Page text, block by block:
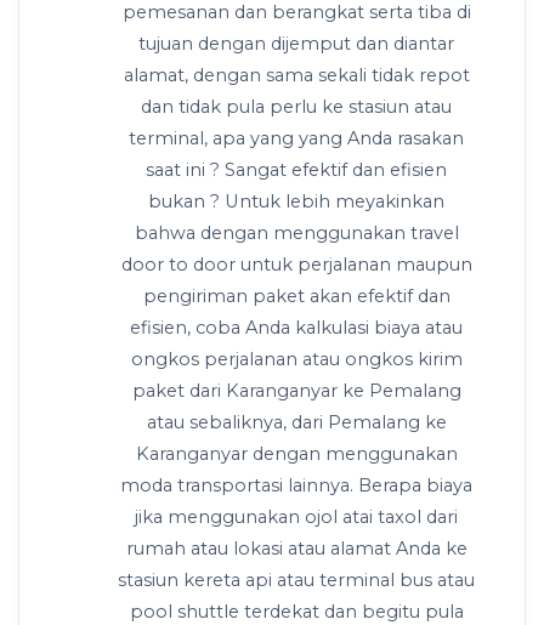
pemesanan dan berangkat serta tiba di
tujuan dengan dijemput dan diantar
alamat, dengan sama sekali tidak repot
dan tidak pula perlu ke stasiun atau
terminal, apa yang yang Anda rasakan
saat ini ? Sangat efektif dan efisien
bukan ? Untuk lebih meyakinkan
bahwa dengan menggunakan travel
door to door untuk perjalanan maupun
pengiriman paket akan efektif dan
efisien, coba Anda kalkulasi biaya atau
ongkos perjalanan atau ongkos kirim
paket dari Karanganyar ke Pemalang
atau sebaliknya, dari Pemalang ke
Karanganyar dengan menggunakan
moda transportasi lainnya. Berapa biaya
jika menggunakan ojol atai taxol dari
rumah atau lokasi atau alamat Anda ke
stasiun kereta api atau terminal bus atau
pool shuttle terdekat dan begitu pula